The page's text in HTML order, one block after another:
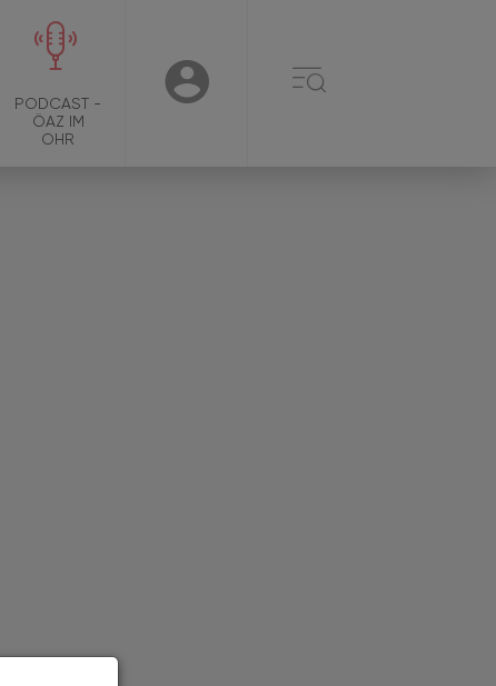
PODCAST -
ÖAZ IM
OHR
USER ☰